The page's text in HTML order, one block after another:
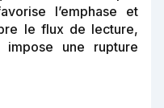
l’emphase et
le flux de lecture,
impose une rupture